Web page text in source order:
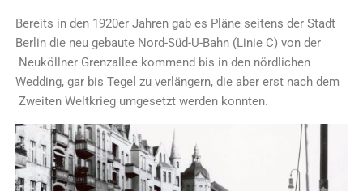
Bereits in den 1920er Jahren gab es Pläne seitens der Stadt
Berlin die neu gebaute Nord-Süd-U-Bahn (Linie C) von der
Neuköllner Grenzallee kommend bis in den nördlichen
Wedding, gar bis Tegel zu verlängern, die aber erst nach dem
Zweiten Weltkrieg umgesetzt werden konnten.